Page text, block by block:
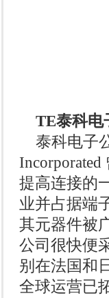
TE泰科电
泰科电子
提高连接的
业并占据端
其元器件被
公司很快便
别在法国和
全球运营已